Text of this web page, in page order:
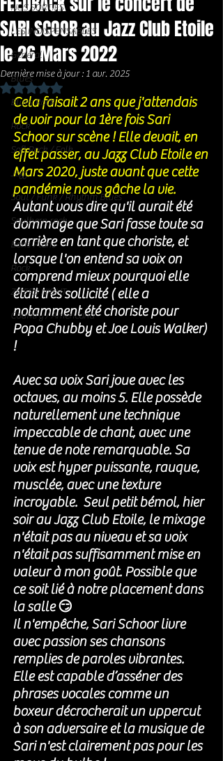
NOS SORTIES
LES INDISPENSABLES
Général
Blues
Blues Rock
Rock
Soft Rock / Folk
Jazz
Soul / Funk / Rhythm Blues
Southern rock
Bons Plans
Rock
ZIKERS NIGHT
Country / Americana
SARI SCOOR au Jazz Club Etoile
le 26 Mars 2022
Dernière mise à jour :1 avr. 2025
Noté NaN étoiles sur 5.
Cela faisait 2 ans que j'attendais
de voir pour la 1ère fois Sari
Schoor sur scène ! Elle devait, en
effet passer, au Jazz Club Etoile en
Mars 2020, juste avant que cette
pandémie nous gâche la vie.
Autant vous dire qu'il aurait été
dommage que Sari fasse toute sa
carrière en tant que choriste, et
lorsque l'on entend sa voix on
comprend mieux pourquoi elle
était très sollicité ( elle a
notamment été choriste pour
Popa Chubby et Joe Louis Walker)
!
Avec sa voix Sari joue avec les
octaves, au moins 5. Elle possède
naturellement une technique
impeccable de chant, avec une
tenue de note remarquable. Sa
voix est hyper puissante, rauque,
musclée, avec une texture
incroyable.  Seul petit bémol, hier
soir au Jazz Club Etoile, le mixage
n'était pas au niveau et sa voix
n'était pas suffisamment mise en
valeur à mon goût. Possible que
ce soit lié à notre placement dans
la salle 😏
Il n'empêche, Sari Schoor livre
avec passion ses chansons
remplies de paroles vibrantes.
Elle est capable d’asséner des
phrases vocales comme un
boxeur décrocherait un uppercut
à son adversaire et la musique de
Sari n'est clairement pas pour les